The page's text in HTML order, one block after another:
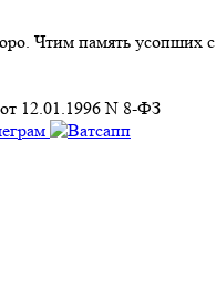
Чтим память усопших с
12.01.1996 N 8-ФЗ